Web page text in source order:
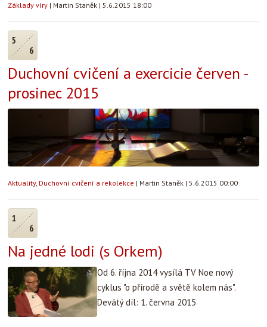
Základy víry | Martin Staněk | 5.6.2015 18:00
5
6
Duchovní cvičení a exercicie červen -
prosinec 2015
Aktuality, Duchovní cvičení a rekolekce | Martin Staněk | 5.6.2015 00:00
1
6
Na jedné lodi (s Orkem)
Od 6. října 2014 vysílá TV Noe nový
cyklus "o přírodě a světě kolem nás".
Devátý díl: 1. června 2015